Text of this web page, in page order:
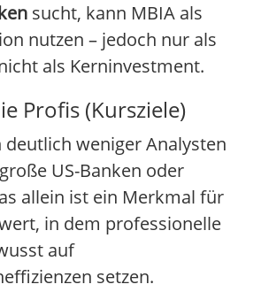
sucht, kann MBIA als
nutzen – jedoch nur als
als Kerninvestment.
Profis (Kursziele)
deutlich weniger Analysten
US-Banken oder
allein ist ein Merkmal für
in dem professionelle
auf
setzen.